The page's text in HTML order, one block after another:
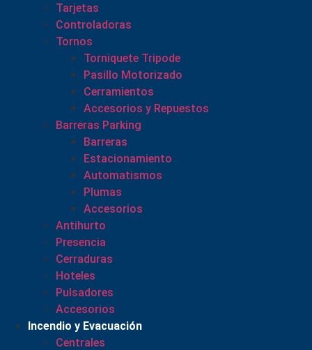
Tarjetas
Controladoras
Tornos
Torniquete Tripode
Pasillo Motorizado
Cerramientos
Accesorios y Repuestos
Barreras Parking
Barreras
Estacionamiento
Automatismos
Plumas
Accesorios
Antihurto
Presencia
Cerraduras
Hoteles
Pulsadores
Accesorios
Incendio y Evacuación
Centrales